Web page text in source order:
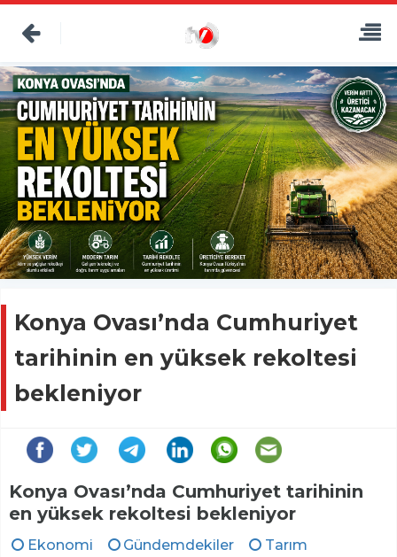
Konya Ovası’nda Cumhuriyet
tarihinin en yüksek rekoltesi
bekleniyor
Konya Ovası’nda Cumhuriyet tarihinin
en yüksek rekoltesi bekleniyor
Ekonomi Gündemdekiler
Tarım